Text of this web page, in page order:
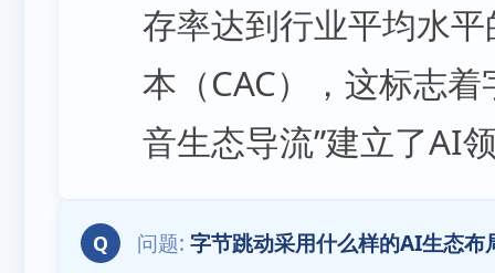
存率达到行业平均水
本（CAC），这标志
音生态导流”建立了AI
Q 字节跳动采用什么样的AI生态布